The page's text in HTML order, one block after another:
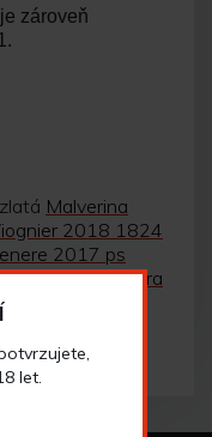
zároveň
Malverina
2018 1824
2017 ps
Růžová hora
let.